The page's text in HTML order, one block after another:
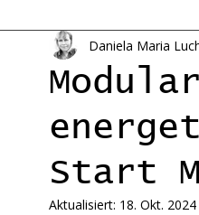
Energetisches Heilen
Start
Daniela Maria
Aktualisiert: 18. Okt. 2024